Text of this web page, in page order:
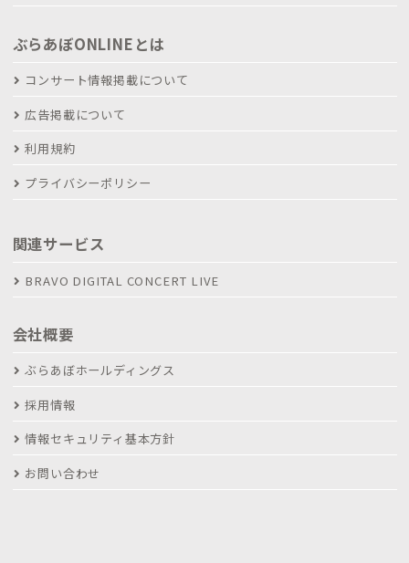
ぶらあぼONLINEとは
コンサート情報掲載について
広告掲載について
利用規約
プライバシーポリシー
関連サービス
BRAVO DIGITAL CONCERT LIVE
会社概要
ぶらあぼホールディングス
採用情報
情報セキュリティ基本方針
お問い合わせ